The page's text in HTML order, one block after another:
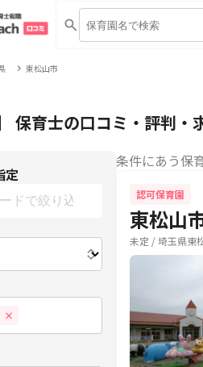
東松山市
保育士の口コミ・評判・
定
×
条件にあう保
認可保育園
東松山
未定 / 埼玉県東